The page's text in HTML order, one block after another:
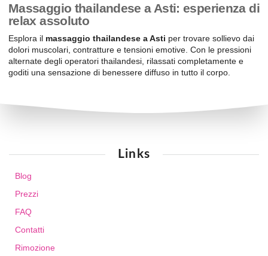
Massaggio thailandese a Asti: esperienza di
relax assoluto
Esplora il massaggio thailandese a Asti per trovare sollievo dai
dolori muscolari, contratture e tensioni emotive. Con le pressioni
alternate degli operatori thailandesi, rilassati completamente e
goditi una sensazione di benessere diffuso in tutto il corpo.
Links
Blog
Prezzi
FAQ
Contatti
Rimozione